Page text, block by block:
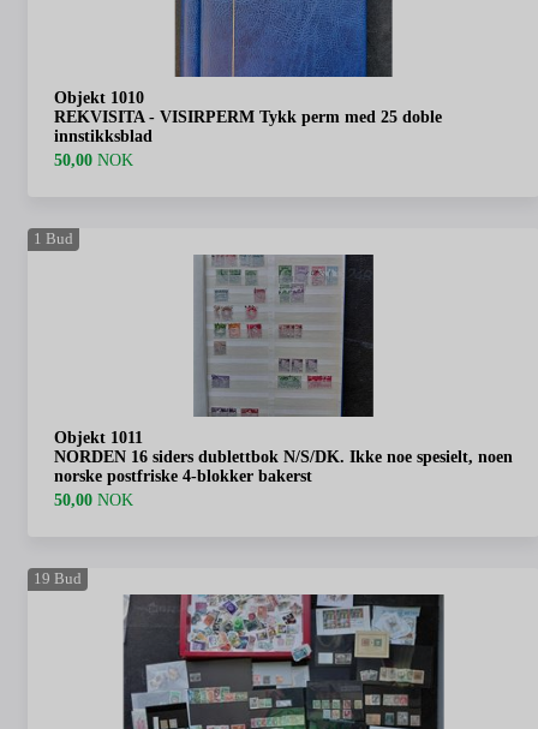
Objekt 1010
REKVISITA - VISIRPERM Tykk perm med 25 doble
innstikksblad
50,00 NOK
1 Bud
Objekt 1011
NORDEN 16 siders dublettbok N/S/DK. Ikke noe spesielt, noen
norske postfriske 4-blokker bakerst
50,00 NOK
19 Bud